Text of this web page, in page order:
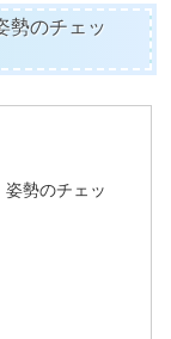
勢のチェッ
勢のチェッ